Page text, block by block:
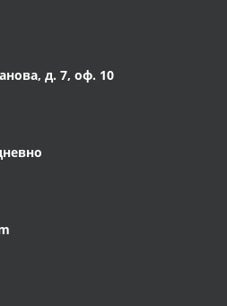
д. 7, оф. 10